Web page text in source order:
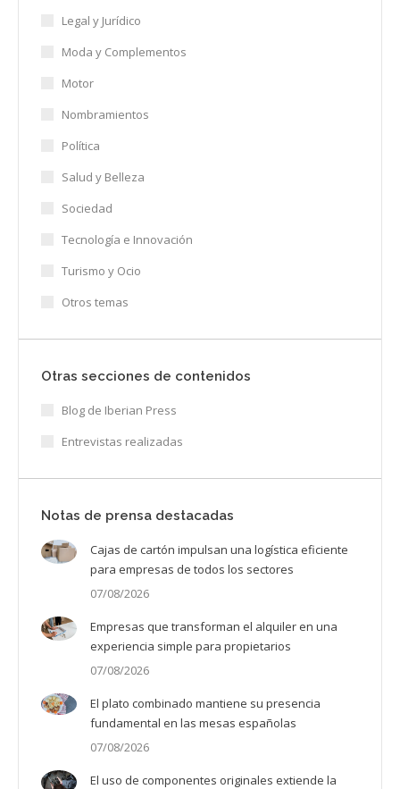
Legal y Jurídico
Moda y Complementos
Motor
Nombramientos
Política
Salud y Belleza
Sociedad
Tecnología e Innovación
Turismo y Ocio
Otros temas
Otras secciones de contenidos
Blog de Iberian Press
Entrevistas realizadas
Notas de prensa destacadas
Cajas de cartón impulsan una logística eficiente
para empresas de todos los sectores
07/08/2026
Empresas que transforman el alquiler en una
experiencia simple para propietarios
07/08/2026
El plato combinado mantiene su presencia
fundamental en las mesas españolas
07/08/2026
El uso de componentes originales extiende la